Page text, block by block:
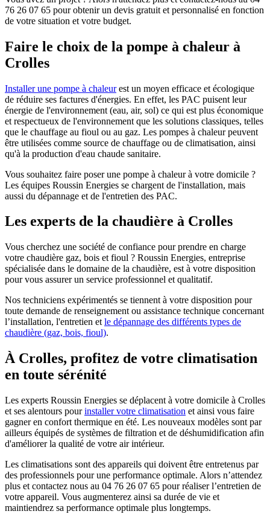
76 26 07 65 pour obtenir un devis gratuit et personnalisé en fonction
de votre situation et votre budget.
Faire le choix de la pompe à chaleur à
Crolles
Installer une pompe à chaleurest un moyen efficace et écologique
de réduire ses factures d'énergies. En effet, les PAC puisent leur
énergie de l'environnement (eau, air, sol) ce qui est plus économique
et respectueux de l'environnement que les solutions classiques, telles
que le chauffage au fioul ou au gaz. Les pompes à chaleur peuvent
être utilisées comme source de chauffage ou de climatisation, ainsi
qu'à la production d'eau chaude sanitaire.
Vous souhaitez faire poser une pompe à chaleur à votre domicile ?
Les équipes Roussin Energies se chargent de l'installation, mais
aussi du dépannage et de l'entretien des PAC.
Les experts de la chaudière à Crolles
Vous cherchez une société de confiance pour prendre en charge
votre chaudière gaz, bois et fioul ? Roussin Energies, entreprise
spécialisée dans le domaine de la chaudière, est à votre disposition
pour vous assurer un service professionnel et qualitatif.
Nos techniciens expérimentés se tiennent à votre disposition pour
toute demande de renseignement ou assistance technique concernant
l’installation, l'entretien et le dépannage des différents types de
chaudière (gaz, bois, fioul).
À Crolles, profitez de votre climatisation
en toute sérénité
Les experts Roussin Energies se déplacent à votre domicile à Crolles
et ses alentours pourinstaller votre climatisation et ainsi vous faire
gagner en confort thermique en été. Les nouveaux modèles sont par
ailleurs équipés de systèmes de filtration et de déshumidification afin
d'améliorer la qualité de votre air intérieur.
Les climatisations sont des appareils qui doivent être entretenus par
des professionnels pour une performance optimale. Alors n’attendez
plus et contactez nous au 04 76 26 07 65 pour réaliser l’entretien de
votre appareil. Vous augmenterez ainsi sa durée de vie et
maintiendrez sa performance optimale plus longtemps.